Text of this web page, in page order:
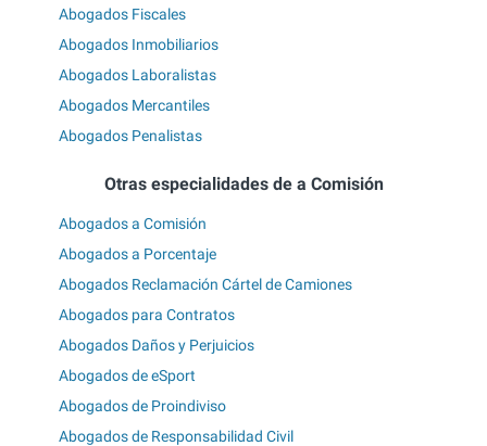
Abogados Fiscales
Abogados Inmobiliarios
Abogados Laboralistas
Abogados Mercantiles
Abogados Penalistas
Otras especialidades de a Comisión
Abogados a Comisión
Abogados a Porcentaje
Abogados Reclamación Cártel de Camiones
Abogados para Contratos
Abogados Daños y Perjuicios
Abogados de eSport
Abogados de Proindiviso
Abogados de Responsabilidad Civil